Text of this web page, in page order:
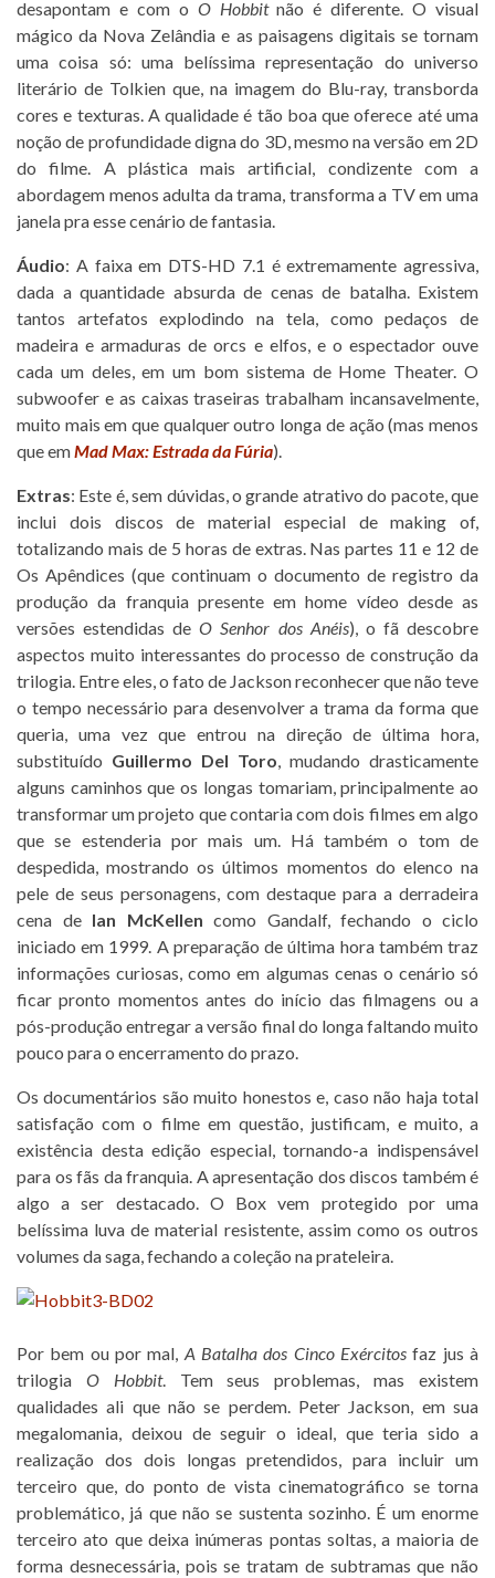
desapontam e com o O Hobbitnão é diferente. O visual
mágico da Nova Zelândia e as paisagens digitais se tornam
uma coisa só: uma belíssima representação do universo
literário de Tolkien que, na imagem do Blu-ray, transborda
cores e texturas. A qualidade é tão boa que oferece até uma
noção de profundidade digna do 3D, mesmo na versão em 2D
do filme. A plástica mais artificial, condizente com a
abordagem menos adulta da trama, transforma a TV em uma
janela pra esse cenário de fantasia.
Áudio: A faixa em DTS-HD 7.1 é extremamente agressiva,
dada a quantidade absurda de cenas de batalha. Existem
tantos artefatos explodindo na tela, como pedaços de
madeira e armaduras de orcs e elfos, e o espectador ouve
cada um deles, em um bom sistema de Home Theater. O
subwoofer e as caixas traseiras trabalham incansavelmente,
muito mais em que qualquer outro longa de ação (mas menos
que emMad Max: Estrada da Fúria).
Extras: Este é, sem dúvidas, o grande atrativo do pacote, que
inclui dois discos de material especial de making of,
totalizando mais de 5 horas de extras. Nas partes 11 e 12 de
Os Apêndices (que continuam o documento de registro da
produção da franquia presente em home vídeo desde as
versões estendidas deO Senhor dos Anéis), o fã descobre
aspectos muito interessantes do processo de construção da
trilogia. Entre eles, o fato de Jackson reconhecer que não teve
o tempo necessário para desenvolver a trama da forma que
queria, uma vez que entrou na direção de última hora,
substituído Guillermo Del Toro, mudando drasticamente
alguns caminhos que os longas tomariam, principalmente ao
transformar um projeto que contaria com dois filmes em algo
que se estenderia por mais um. Há também o tom de
despedida, mostrando os últimos momentos do elenco na
pele de seus personagens, com destaque para a derradeira
cena de Ian McKellen como Gandalf, fechando o ciclo
iniciado em 1999. A preparação de última hora também traz
informações curiosas, como em algumas cenas o cenário só
ficar pronto momentos antes do início das filmagens ou a
pós-produção entregar a versão final do longa faltando muito
pouco para o encerramento do prazo.
Os documentários são muito honestos e, caso não haja total
satisfação com o filme em questão, justificam, e muito, a
existência desta edição especial, tornando-a indispensável
para os fãs da franquia. A apresentação dos discos também é
algo a ser destacado. O Box vem protegido por uma
belíssima luva de material resistente, assim como os outros
volumes da saga, fechando a coleção na prateleira.
Por bem ou por mal, A Batalha dos Cinco Exércitos faz jus à
trilogia O Hobbit. Tem seus problemas, mas existem
qualidades ali que não se perdem. Peter Jackson, em sua
megalomania, deixou de seguir o ideal, que teria sido a
realização dos dois longas pretendidos, para incluir um
terceiro que, do ponto de vista cinematográfico se torna
problemático, já que não se sustenta sozinho. É um enorme
terceiro ato que deixa inúmeras pontas soltas, a maioria de
forma desnecessária, pois se tratam de subtramas que não